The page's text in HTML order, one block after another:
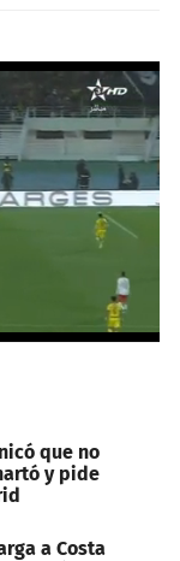
que no
y pide
a Costa